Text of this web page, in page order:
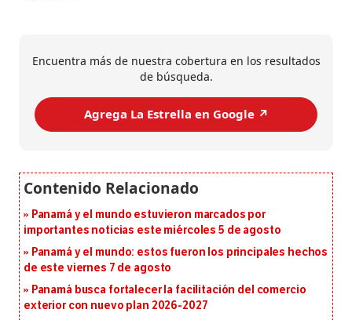
Encuentra más de nuestra cobertura en los resultados
de búsqueda.
Agrega La Estrella en Google ↗️
Panamá y el mundo estuvieron marcados por
importantes noticias este miércoles 5 de agosto
Panamá y el mundo: estos fueron los principales hechos
de este viernes 7 de agosto
Panamá busca fortalecer la facilitación del comercio
exterior con nuevo plan 2026-2027